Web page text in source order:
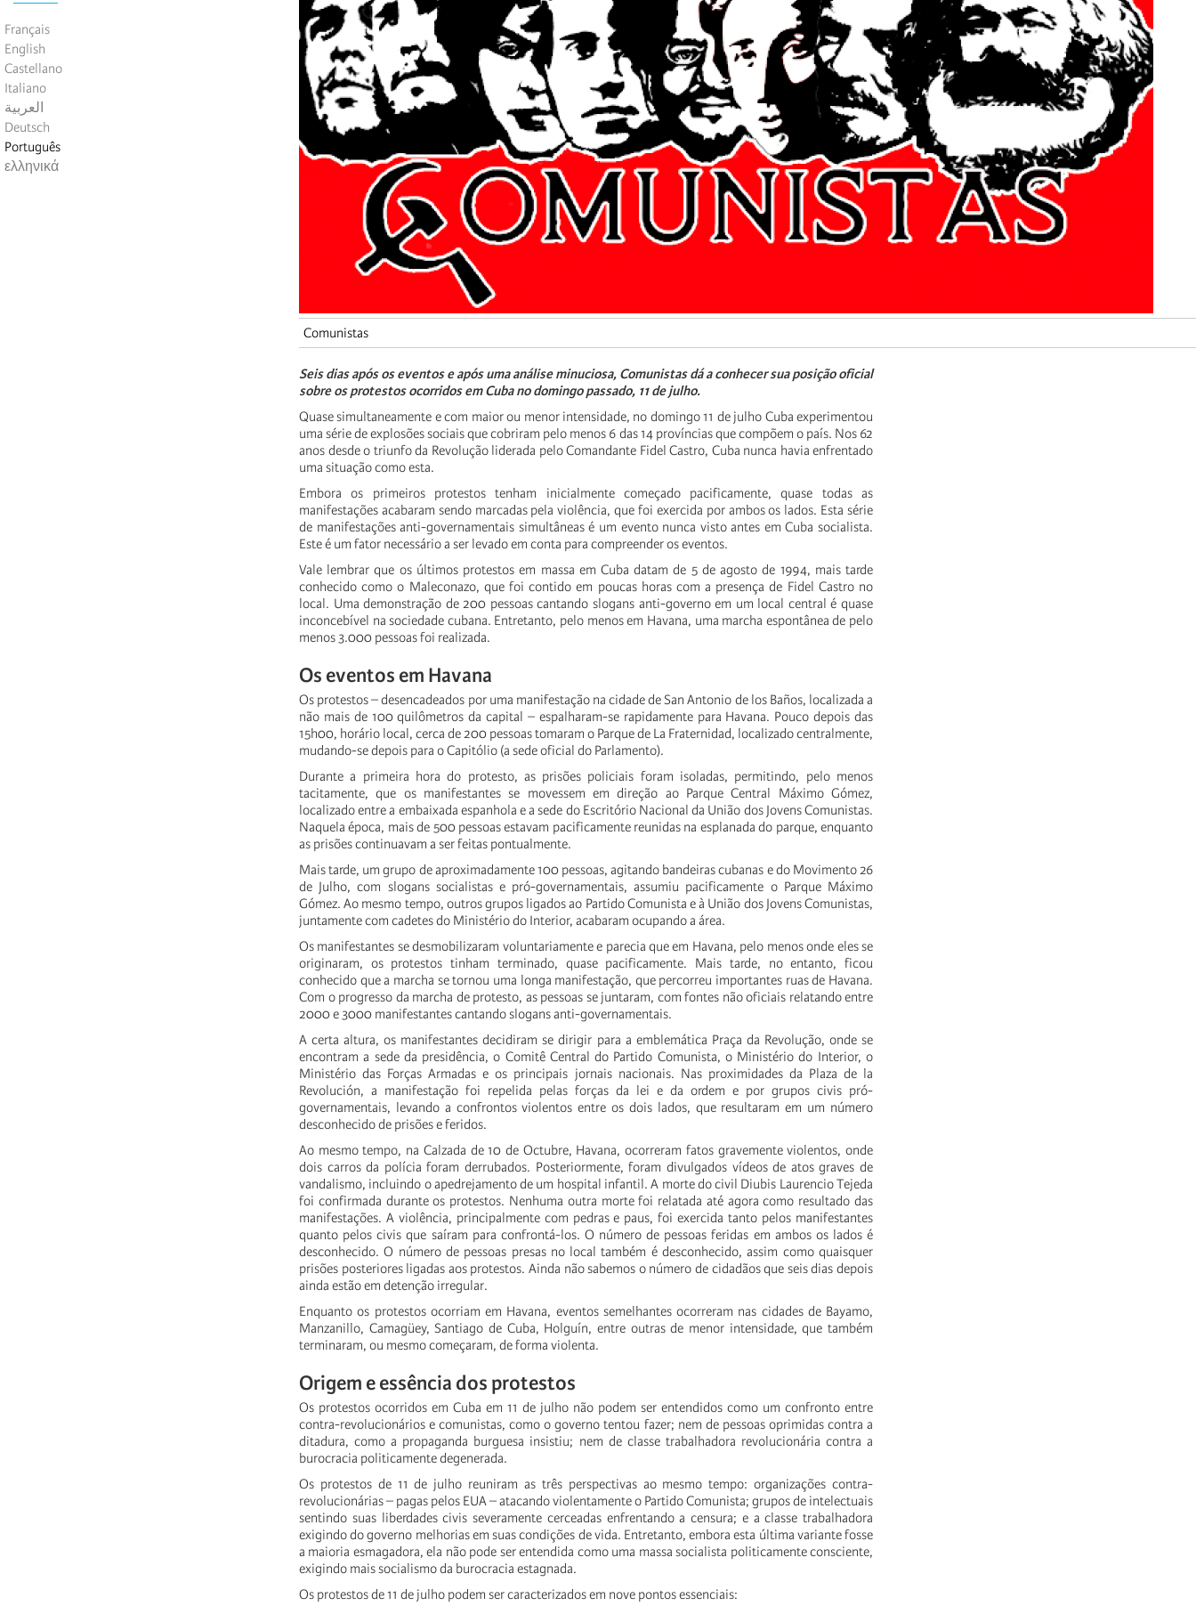
Français
English
Castellano
Italiano
العربية
Deutsch
Português
ελληνικά
Comunistas
Seis dias após os eventos e após uma análise minuciosa, Comunistas dá a conhecer sua posição oficial
sobre os protestos ocorridos em Cuba no domingo passado, 11 de julho.
Quase simultaneamente e com maior ou menor intensidade, no domingo 11 de julho Cuba experimentou
uma série de explosões sociais que cobriram pelo menos 6 das 14 províncias que compõem o país. Nos 62
anos desde o triunfo da Revolução liderada pelo Comandante Fidel Castro, Cuba nunca havia enfrentado
uma situação como esta.
Embora os primeiros protestos tenham inicialmente começado pacificamente, quase todas as
manifestações acabaram sendo marcadas pela violência, que foi exercida por ambos os lados. Esta série
de manifestações anti-governamentais simultâneas é um evento nunca visto antes em Cuba socialista.
Este é um fator necessário a ser levado em conta para compreender os eventos.
Vale lembrar que os últimos protestos em massa em Cuba datam de 5 de agosto de 1994, mais tarde
conhecido como o Maleconazo, que foi contido em poucas horas com a presença de Fidel Castro no
local. Uma demonstração de 200 pessoas cantando slogans anti-governo em um local central é quase
inconcebível na sociedade cubana. Entretanto, pelo menos em Havana, uma marcha espontânea de pelo
menos 3.000 pessoas foi realizada.
Os eventos em Havana
Os protestos – desencadeados por uma manifestação na cidade de San Antonio de los Baños, localizada a
não mais de 100 quilômetros da capital – espalharam-se rapidamente para Havana. Pouco depois das
15h00, horário local, cerca de 200 pessoas tomaram o Parque de La Fraternidad, localizado centralmente,
mudando-se depois para o Capitólio (a sede oficial do Parlamento).
Durante a primeira hora do protesto, as prisões policiais foram isoladas, permitindo, pelo menos
tacitamente, que os manifestantes se movessem em direção ao Parque Central Máximo Gómez,
localizado entre a embaixada espanhola e a sede do Escritório Nacional da União dos Jovens Comunistas.
Naquela época, mais de 500 pessoas estavam pacificamente reunidas na esplanada do parque, enquanto
as prisões continuavam a ser feitas pontualmente.
Mais tarde, um grupo de aproximadamente 100 pessoas, agitando bandeiras cubanas e do Movimento 26
de Julho, com slogans socialistas e pró-governamentais, assumiu pacificamente o Parque Máximo
Gómez. Ao mesmo tempo, outros grupos ligados ao Partido Comunista e à União dos Jovens Comunistas,
juntamente com cadetes do Ministério do Interior, acabaram ocupando a área.
Os manifestantes se desmobilizaram voluntariamente e parecia que em Havana, pelo menos onde eles se
originaram, os protestos tinham terminado, quase pacificamente. Mais tarde, no entanto, ficou
conhecido que a marcha se tornou uma longa manifestação, que percorreu importantes ruas de Havana.
Com o progresso da marcha de protesto, as pessoas se juntaram, com fontes não oficiais relatando entre
2000 e 3000 manifestantes cantando slogans anti-governamentais.
A certa altura, os manifestantes decidiram se dirigir para a emblemática Praça da Revolução, onde se
encontram a sede da presidência, o Comitê Central do Partido Comunista, o Ministério do Interior, o
Ministério das Forças Armadas e os principais jornais nacionais. Nas proximidades da Plaza de la
Revolución, a manifestação foi repelida pelas forças da lei e da ordem e por grupos civis pró-
governamentais, levando a confrontos violentos entre os dois lados, que resultaram em um número
desconhecido de prisões e feridos.
Ao mesmo tempo, na Calzada de 10 de Octubre, Havana, ocorreram fatos gravemente violentos, onde
dois carros da polícia foram derrubados. Posteriormente, foram divulgados vídeos de atos graves de
vandalismo, incluindo o apedrejamento de um hospital infantil. A morte do civil Diubis Laurencio Tejeda
foi confirmada durante os protestos. Nenhuma outra morte foi relatada até agora como resultado das
manifestações. A violência, principalmente com pedras e paus, foi exercida tanto pelos manifestantes
quanto pelos civis que saíram para confrontá-los. O número de pessoas feridas em ambos os lados é
desconhecido. O número de pessoas presas no local também é desconhecido, assim como quaisquer
prisões posteriores ligadas aos protestos. Ainda não sabemos o número de cidadãos que seis dias depois
ainda estão em detenção irregular.
Enquanto os protestos ocorriam em Havana, eventos semelhantes ocorreram nas cidades de Bayamo,
Manzanillo, Camagüey, Santiago de Cuba, Holguín, entre outras de menor intensidade, que também
terminaram, ou mesmo começaram, de forma violenta.
Origem e essência dos protestos
Os protestos ocorridos em Cuba em 11 de julho não podem ser entendidos como um confronto entre
contra-revolucionários e comunistas, como o governo tentou fazer; nem de pessoas oprimidas contra a
ditadura, como a propaganda burguesa insistiu; nem de classe trabalhadora revolucionária contra a
burocracia politicamente degenerada.
Os protestos de 11 de julho reuniram as três perspectivas ao mesmo tempo: organizações contra-
revolucionárias – pagas pelos EUA – atacando violentamente o Partido Comunista; grupos de intelectuais
sentindo suas liberdades civis severamente cerceadas enfrentando a censura; e a classe trabalhadora
exigindo do governo melhorias em suas condições de vida. Entretanto, embora esta última variante fosse
a maioria esmagadora, ela não pode ser entendida como uma massa socialista politicamente consciente,
exigindo mais socialismo da burocracia estagnada.
Os protestos de 11 de julho podem ser caracterizados em nove pontos essenciais: